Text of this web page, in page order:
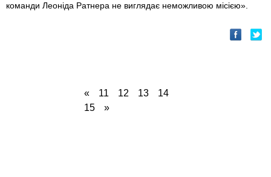
команди Леоніда Ратнера не виглядає неможливою місією».
« 11 12 13
14
15
»